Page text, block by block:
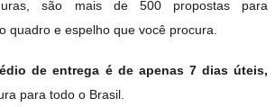
são mais de 500 propostas para
quadro e espelho que você procura.
de entrega é de apenas 7 dias úteis,
para todo o Brasil.